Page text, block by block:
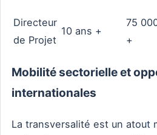
Directeur
de Projet
10 ans +
75
+
Mobilité sectorielle et
internationales
La transversalité est un atout